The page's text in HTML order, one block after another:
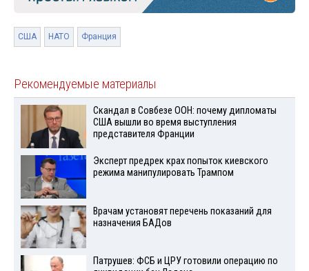
США НАТО Франция
Рекомендуемые материалы
Скандал в Совбезе ООН: почему дипломаты
США вышли во время выступления
представителя Франции
Эксперт предрек крах попыток киевского
режима манипулировать Трампом
Врачам установят перечень показаний для
назначения БАДов
Патрушев: ФСБ и ЦРУ готовили операцию по